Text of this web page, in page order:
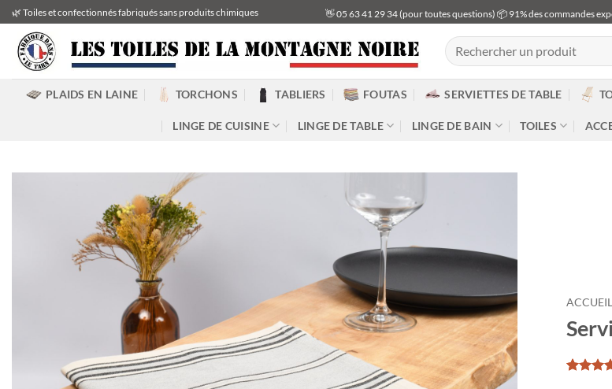
Passer
au
contenu
🌿 Toiles et confectionnés fabriqués sans produits chimiques 👋 05 63 41 29 34 (pour toutes questions) 📦 91% des commandes
Recherche
pour :
PLAIDS EN LAINE TORCHONS TABLIERS FOUTAS SERVIETTES DE TABLE
LINGE DE CUISINE LINGE DE TABLE LINGE DE BAIN TOILES
ACCUEIL